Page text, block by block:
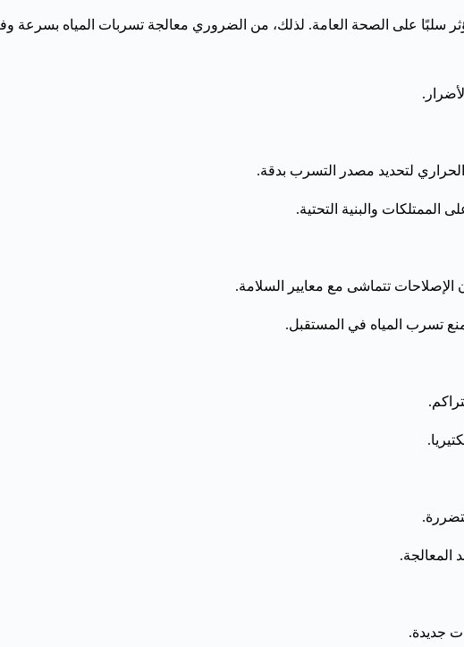
سلبًا على الصحة العامة. لذلك، من الضروري معالجة تسربات المياه بسرعة
لتحديد مصدر التسرب بدقة.
الممتلكات والبنية التحتية.
الإصلاحات تتماشى مع معايير السلامة.
تسرب المياه في المستقبل.
المعالجة.
جديدة.